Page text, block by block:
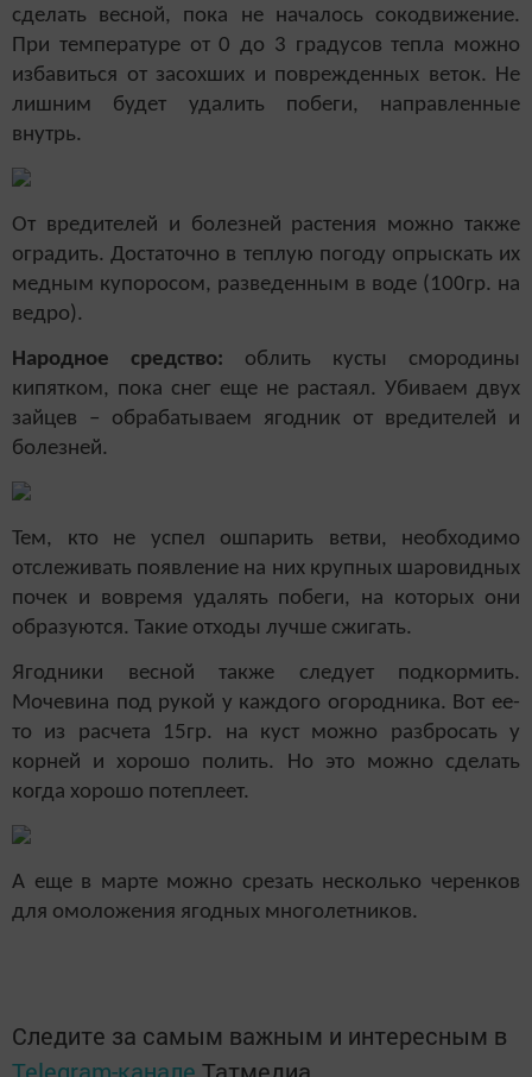
сделать весной, пока не началось сокодвижение.
При температуре от 0 до 3 градусов тепла можно
избавиться от засохших и поврежденных веток. Не
лишним будет удалить побеги, направленные
внутрь.
От вредителей и болезней растения можно также
оградить. Достаточно в теплую погоду опрыскать их
медным купоросом, разведенным в воде (100гр. на
ведро).
Народное средство: облить кусты смородины
кипятком, пока снег еще не растаял. Убиваем двух
зайцев – обрабатываем ягодник от вредителей и
болезней.
Тем, кто не успел ошпарить ветви, необходимо
отслеживать появление на них крупных шаровидных
почек и вовремя удалять побеги, на которых они
образуются. Такие отходы лучше сжигать.
Ягодники весной также следует подкормить.
Мочевина под рукой у каждого огородника. Вот ее-
то из расчета 15гр. на куст можно разбросать у
корней и хорошо полить. Но это можно сделать
когда хорошо потеплеет.
А еще в марте можно срезать несколько черенков
для омоложения ягодных многолетников.
Следите за самым важным и интересным в